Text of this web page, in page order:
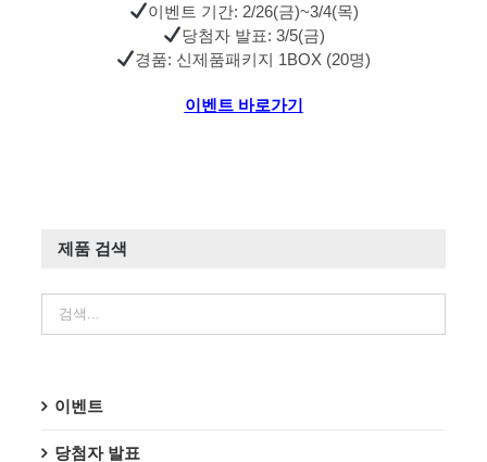
이벤트 기간: 2/26(금)~3/4(목)
당첨자 발표: 3/5(금)
경품: 신제품패키지 1BOX (20명)
이벤트 바로가기
제품 검색
이벤트
당첨자 발표